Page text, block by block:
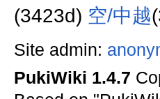
(3423d) 空/中越
Site admin:
PukiWiki 1.4.7